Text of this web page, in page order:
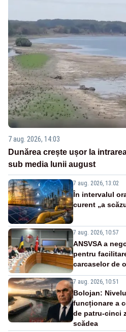
7 aug. 2026, 14:03
Dunărea crește ușor la
sub media lunii august
7 aug. 2026, 13:02
În intervalul
curent „a
7 aug. 2026, 10:57
ANSVSA a
pentru
carcaselor de
7 aug. 2026, 10:51
Bolojan:
funcționare a
de patru-cinci
scădea